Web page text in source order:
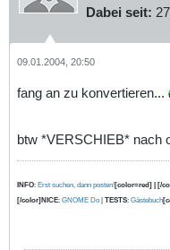
Dabei seit:
09.01.2004, 20:50
fang an zu konvertieren...
btw *VERSCHIEB* nach
INFO: Erst suchen, dann posten![color=red] | [/
[/color]NICE: GNOME Do | TESTS: Gästebuch